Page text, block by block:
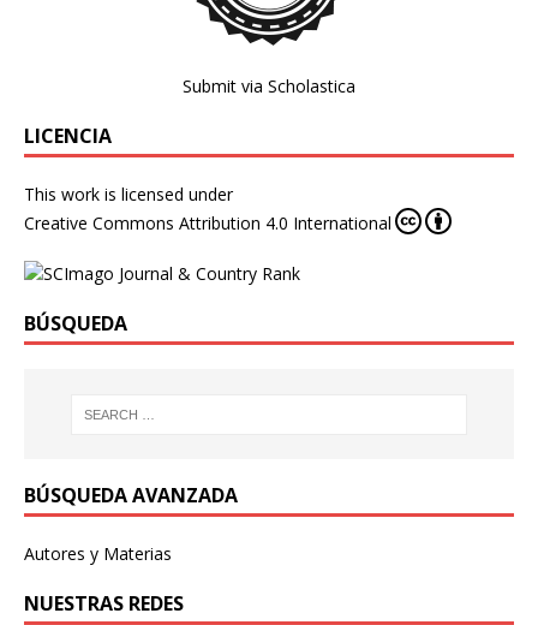
Submit via Scholastica
LICENCIA
This work is licensed under
Creative Commons Attribution 4.0 International
BÚSQUEDA
BÚSQUEDA AVANZADA
Autores y Materias
NUESTRAS REDES